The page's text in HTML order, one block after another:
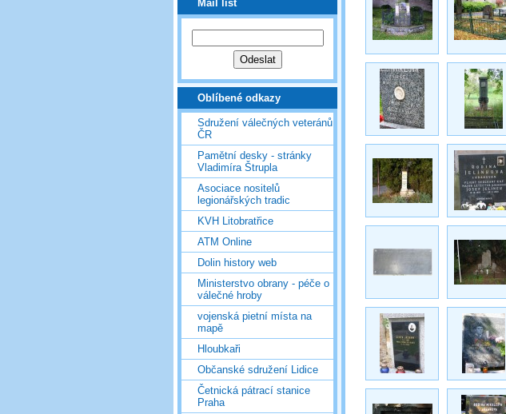
Mail list
Oblíbené odkazy
Sdružení válečných veteránů
ČR
Pamětní desky - stránky
Vladimíra Štrupla
Asociace nositelů
legionářských tradic
KVH Litobratřice
ATM Online
Dolin history web
Ministerstvo obrany - péče o
válečné hroby
vojenská pietní místa na
mapě
Hloubkaři
Občanské sdružení Lidice
Četnická pátrací stanice
Praha